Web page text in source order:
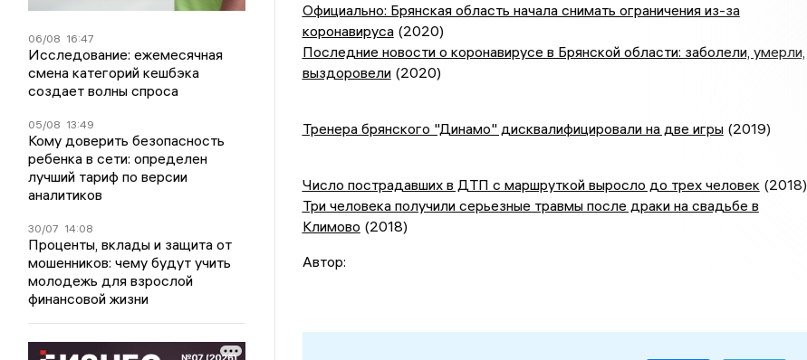
06/08 16:47
Исследование: ежемесячная
смена категорий кешбэка
создает волны спроса
05/08 13:49
Кому доверить безопасность
ребенка в сети: определен
лучший тариф по версии
аналитиков
30/07 14:08
Проценты, вклады и защита от
мошенников: чему будут учить
молодежь для взрослой
финансовой жизни
Официально: Брянская область начала снимать ограничения из-за
коронавируса(2020)
Последние новости о коронавирусе в Брянской области: заболели, умерли,
выздоровели(2020)
Тренера брянского "Динамо" дисквалифицировали на две игры(2019)
Число пострадавших в ДТП с маршруткой выросло до трех человек (2018)
Три человека получили серьезные травмы после драки на свадьбе в
Климово (2018)
Автор: